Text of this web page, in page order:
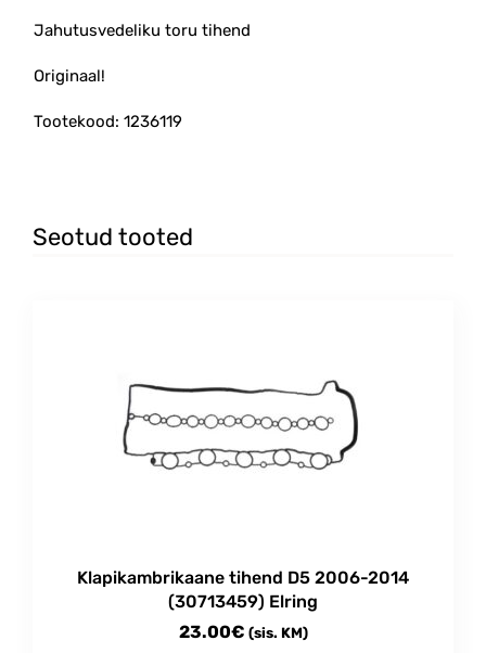
Jahutusvedeliku toru tihend
Originaal!
Tootekood: 1236119
Seotud tooted
Klapikambrikaane tihend D5 2006-2014
(30713459) Elring
23.00€ (sis. KM)